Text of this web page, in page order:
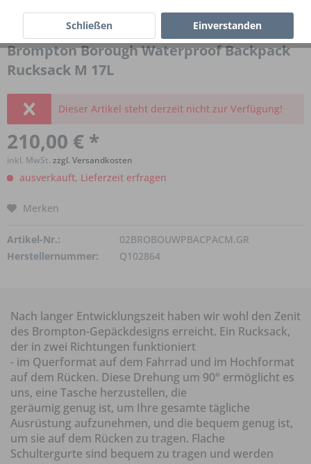
Brompton Borough Waterproof Backpack
Rucksack M 17L
Dieser Artikel steht derzeit nicht zur Verfügung!
210,00 € *
inkl. MwSt. zzgl. Versandkosten
ausverkauft, Lieferzeit erfragen
Merken
Artikel-Nr.:
02BROBOUWPBACPACM.GR
Herstellernummer:
Q102864
Nach langer Entwicklungszeit haben wir wohl den Zenit
des Brompton-Gepäckdesigns erreicht. Ein Rucksack,
der in zwei Richtungen funktioniert
- im Querformat auf dem Fahrrad und im Hochformat
auf dem Rücken. Diese Drehung um 90° ermöglicht es
uns, eine Tasche herzustellen, die
geräumig genug ist, um Ihre gesamte tägliche
Ausrüstung aufzunehmen, und die bequem genug ist,
um sie auf dem Rücken zu tragen. Flache
Schultergurte sind bequem zu tragen und werden
Einverstanden
Schließen